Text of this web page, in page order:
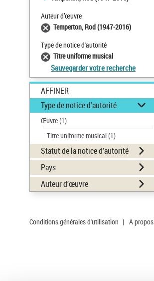
Auteur d’œuvre
Temperton, Rod (1947-2016)
Type de notice d'autorité
Titre uniforme musical
Sauvegarder votre recherche
AFFINER
Type de notice d'autorité
Œuvre(1)
Titre uniforme musical(1)
Statut de la notice d’autorité
Pays
Auteur d’œuvre
Conditions générales d'utilisation | A propos